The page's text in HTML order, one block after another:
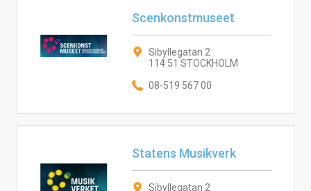
Scenkonstmuseet
Sibyllegatan 2
114 51 STOCKHOLM
08-519 567 00
Statens Musikverk
Sibyllegatan 2